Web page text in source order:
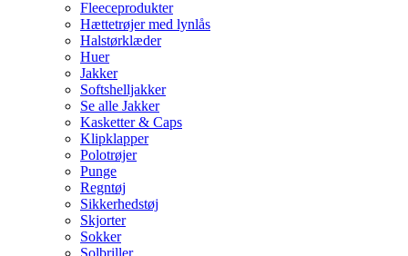
Fleeceprodukter
Hættetrøjer med lynlås
Halstørklæder
Huer
Jakker
Softshelljakker
Se alle Jakker
Kasketter & Caps
Klipklapper
Polotrøjer
Punge
Regntøj
Sikkerhedstøj
Skjorter
Sokker
Solbriller